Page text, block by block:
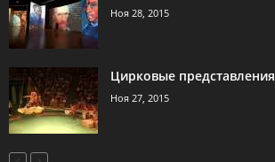
Ноя 28, 2015
Цирковые представления
Ноя 27, 2015